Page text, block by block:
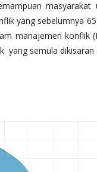
yang sebelumnya
manajemen konflik
yang semula dikisaran